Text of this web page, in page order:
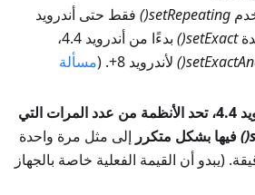
setRepeating()
فقط حتى أندرويد
setExact()
بدءًا من أندرويد 4.4،
لأندرويد 8+. (
مسألة
(ب2) بدءًا من أندرويد 4.4، تحد الأنظمة من عدد المرات التي
فيها بشكل متكرر إلى مثل مرة واحدة
أو حتى 15 دقيقة. (يبدو أن القيمة الفعلية خاصة بالجهاز